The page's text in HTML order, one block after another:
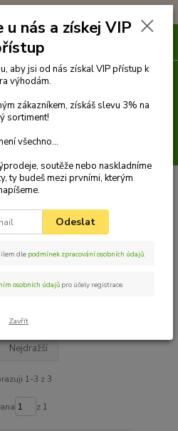
Nejdražší
1-3 z 3
z 1
nás a získej VIP
aby jsi od nás získal VIP přístup k
výhodám.
zákazníkem, získáš slevu 3% na
sortiment!
všechno...
soutěže nebo naskladníme
ty budeš mezi prvními, kterým
Odeslat
dle podmínek zpracování osobních údajů.
osobních údajů pro účely registrace.
Zavřít